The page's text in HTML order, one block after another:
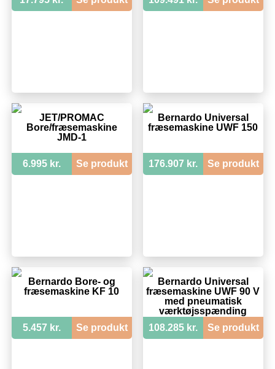
JET/PROMAC
Bore/fræsemaskine
JMD-1
6.995 kr. Se produkt
Bernardo Universal
fræsemaskine UWF 150
176.907 kr. Se produkt
Bernardo Bore- og
fræsemaskine KF 10
5.457 kr. Se produkt
Bernardo Universal
fræsemaskine UWF 90 V
med pneumatisk
værktøjsspænding
108.285 kr.
Se produkt